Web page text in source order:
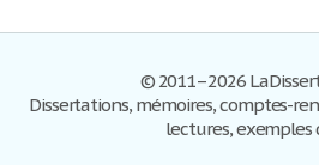
© 2011–2026
Dissertations, mémoires, comptes-
lectures, exemples